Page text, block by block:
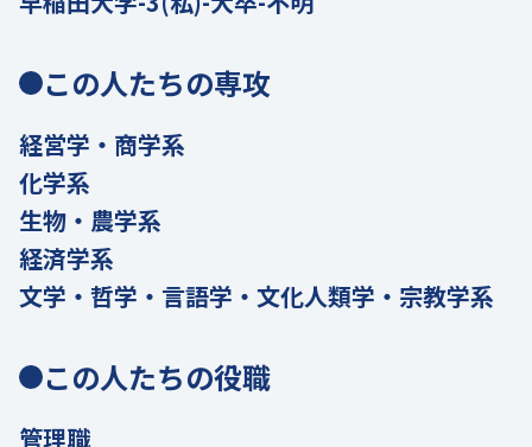
この人たちの専攻
経営学・商学系
化学系
生物・農学系
経済学系
文学・哲学・言語学・文化人類学・宗教学系
この人たちの役職
管理職